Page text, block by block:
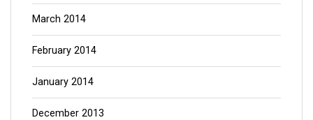
March 2014
February 2014
January 2014
December 2013